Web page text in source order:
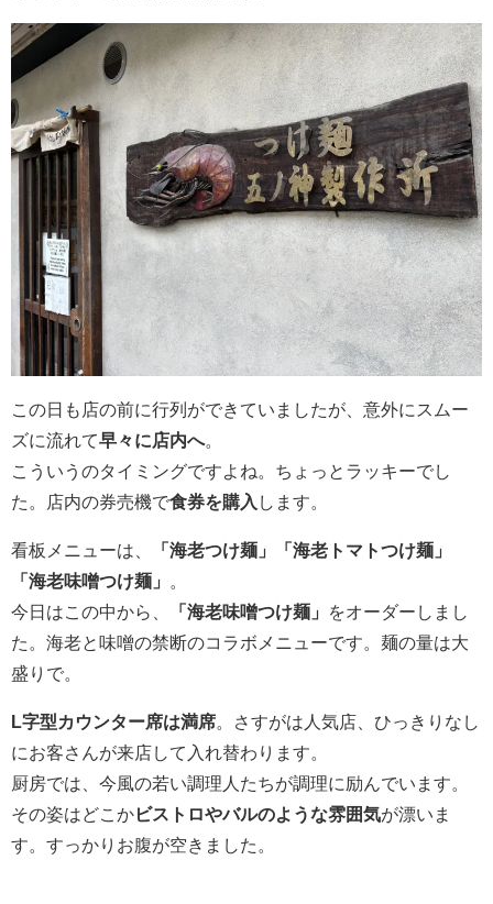
この日も店の前に行列ができていましたが、意外にスムー
ズに流れて早々に店内へ。
こういうのタイミングですよね。ちょっとラッキーでし
た。店内の券売機で食券を購入 します。
看板メニューは、
「海老つけ麺」「海老トマトつけ麺」
「海老味噌つけ麺」
今日はこの中から、
「海老味噌つけ麺」
をオーダーしまし
た。海老と味噌の禁断のコラボメニューです。麺の量は大
盛りで。
L字型カウンター席は満席 。さすがは人気店、ひっきりなし
にお客さんが来店して入れ替わります。
厨房では、今風の若い調理人たちが調理に励んでいます。
その姿はどこかビストロやバルのような雰囲気が漂いま
す。すっかりお腹が空きました。